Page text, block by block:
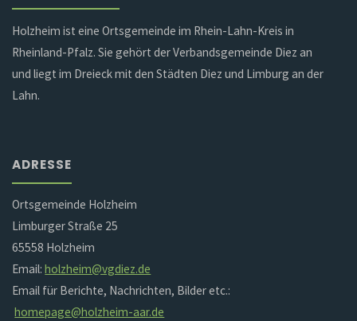
Holzheim ist eine Ortsgemeinde im Rhein-Lahn-Kreis in
Rheinland-Pfalz. Sie gehört der Verbandsgemeinde Diez an
und liegt im Dreieck mit den Städten Diez und Limburg an der
Lahn.
ADRESSE
Ortsgemeinde Holzheim
Limburger Straße 25
65558 Holzheim
Email:holzheim@vgdiez.de
Email für Berichte, Nachrichten, Bilder etc.:
homepage@holzheim-aar.de